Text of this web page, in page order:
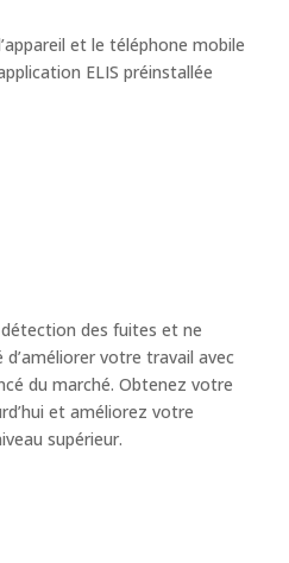
et le téléphone mobile
ELIS préinstallée
détection des fuites et ne
votre travail avec
du marché. Obtenez votre
et améliorez votre
supérieur.